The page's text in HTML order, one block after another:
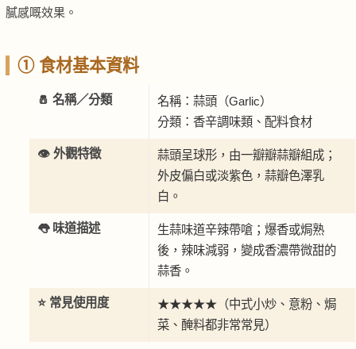
膩感嘅效果。
① 食材基本資料
🧂 名稱／分類
名稱：蒜頭（Garlic）
分類：香辛調味類、配料食材
👁️ 外觀特徵
蒜頭呈球形，由一瓣瓣蒜瓣組成；
外皮偏白或淡紫色，蒜瓣色澤乳
白。
👅 味道描述
生蒜味道辛辣帶嗆；爆香或焗熟
後，辣味減弱，變成香濃帶微甜的
蒜香。
⭐ 常見使用度
★★★★★（中式小炒、意粉、焗
菜、醃料都非常常見）